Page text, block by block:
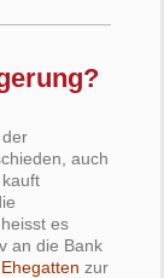
auch
es
an die Bank
zur